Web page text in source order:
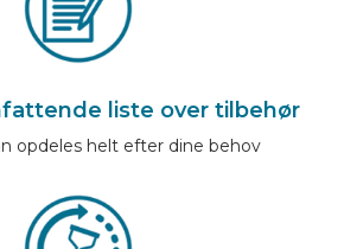
liste over tilbehør
opdeles helt efter dine behov